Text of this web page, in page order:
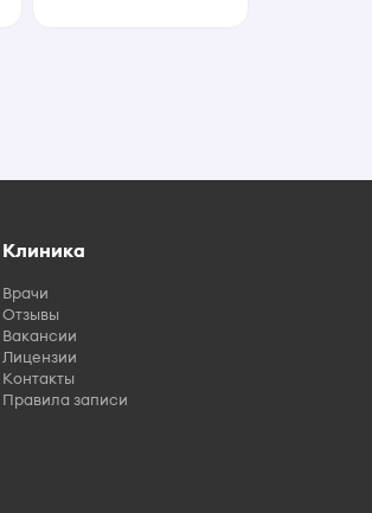
Клиника
Врачи
Отзывы
Вакансии
Лицензии
Контакты
Правила записи